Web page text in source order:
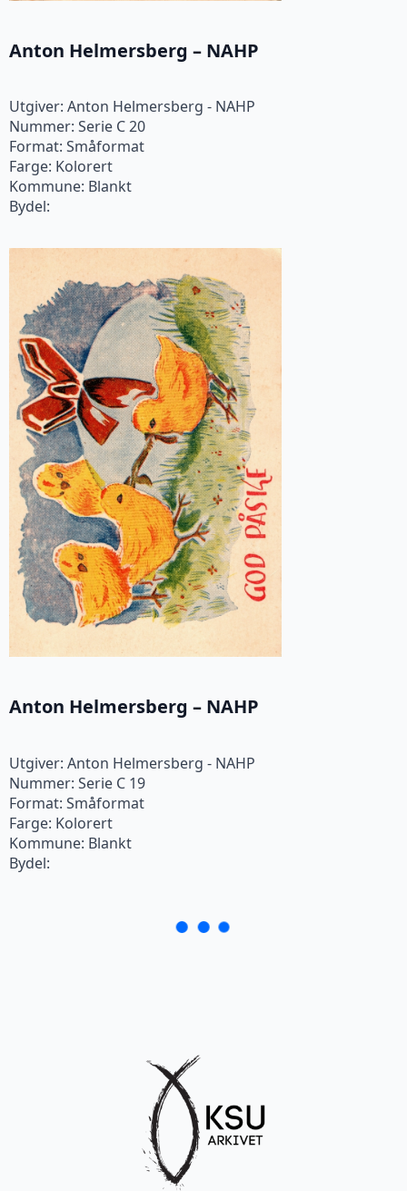
Anton Helmersberg – NAHP
Utgiver: Anton Helmersberg - NAHP
Nummer: Serie C 20
Format: Småformat
Farge: Kolorert
Kommune: Blankt
Bydel:
Anton Helmersberg – NAHP
Utgiver: Anton Helmersberg - NAHP
Nummer: Serie C 19
Format: Småformat
Farge: Kolorert
Kommune: Blankt
Bydel: